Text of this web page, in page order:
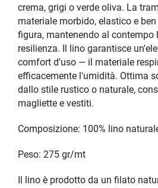
crema, grigi o verde oliva. La
materiale morbido, elastico e
figura, mantenendo al contempo
resilienza. Il lino garantisce
comfort d'uso — il materiale
efficacemente l'umidità. Ottima
dallo stile rustico o naturale,
magliette e vestiti.
Composizione: 100% lino
Peso: 275 gr/mt
Il lino è prodotto da un filato